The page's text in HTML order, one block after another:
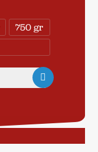
750 gr